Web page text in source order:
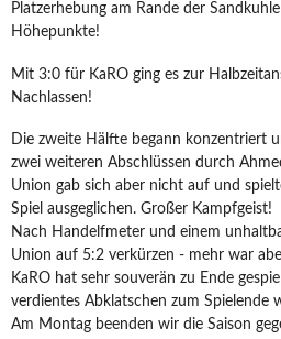
Platzerhebung am Rande der
Höhepunkte!
Mit 3:0 für KaRO ging es zur
Nachlassen!
Die zweite Hälfte begann konzentriert
zwei weiteren Abschlüssen durch
Union gab sich aber nicht auf und
Spiel ausgeglichen. Großer Kampfgeist!
Nach Handelfmeter und einem
Union auf 5:2 verkürzen - mehr war
KaRO hat sehr souverän zu Ende
verdientes Abklatschen zum Spielende
Am Montag beenden wir die Saison